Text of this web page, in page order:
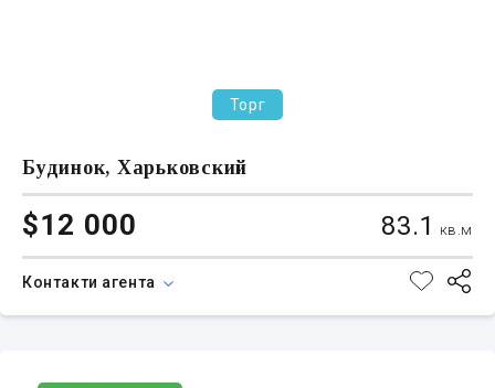
Торг
Будинок, Харьковский
$12 000 83.1 кв.м
Контакти агента